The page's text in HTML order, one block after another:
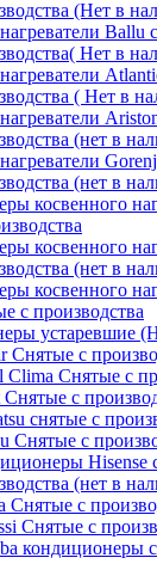
(Нет в
Ballu
Нет в
( Нет в
(нет в
(нет в
косвенного
косвенного
(нет в
косвенного
с производства
устаревшие
Снятые с
Clima Снятые с
Снятые с
снятые с
Снятые с
Hisense
(нет в
Снятые с
Снятые с
кондиционеры